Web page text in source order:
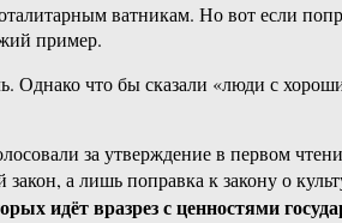
ватникам. Но вот если
пример.
Однако что бы сказали «люди с
за утверждение в первом
а лишь поправка к закону о
идёт вразрез с ценностями